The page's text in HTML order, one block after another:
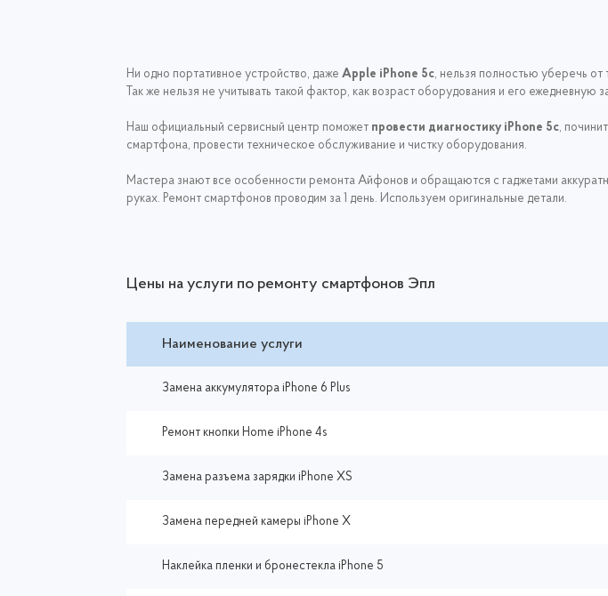
Ни одно портативное устройство, даже Apple iPhone 5c, нельзя полностью уберечь
Так же нельзя не учитывать такой фактор, как возраст оборудования и его ежедневную
Наш официальный сервисный центр поможет провести диагностику iPhone 5c,
смартфона, провести техническое обслуживание и чистку оборудования.
Мастера знают все особенности ремонта Айфонов и обращаются с гаджетами
руках. Ремонт смартфонов проводим за 1 день. Используем оригинальные детали.
Цены на услуги по ремонту смартфонов Эпл
Наименование услуги
Замена аккумулятора iPhone 6 Plus
Ремонт кнопки Home iPhone 4s
Замена разъема зарядки iPhone XS
Замена передней камеры iPhone X
Наклейка пленки и бронестекла iPhone 5